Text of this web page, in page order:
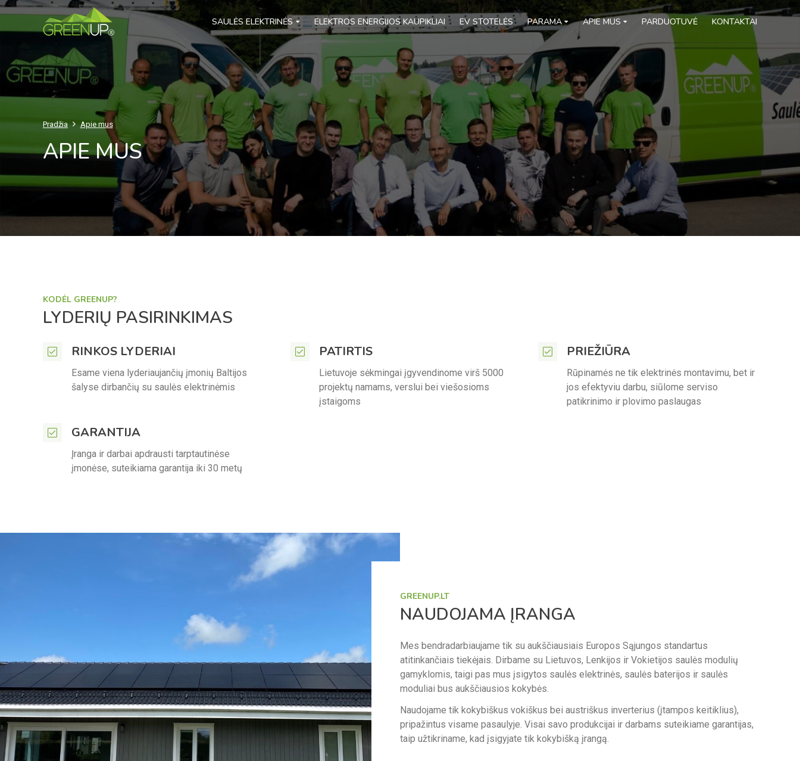
SAULĖS ELEKTRINĖS ELEKTROS ENERGIJOS KAUPIKLIAI EV STOTELĖS PARAMA APIE MUS PARDUOTUVĖ KONTAKTAI
Pradžia Apie mus
APIE MUS
KODĖL GREENUP?
LYDERIŲ PASIRINKIMAS
RINKOS LYDERIAI
Esame viena lyderiaujančių įmonių Baltijos
šalyse dirbančių su saulės elektrinėmis
PATIRTIS
Lietuvoje sėkmingai įgyvendinome virš 5000
projektų namams, verslui bei viešosioms
įstaigoms
PRIEŽIŪRA
Rūpinamės ne tik elektrinės montavimu, bet ir
jos efektyviu darbu, siūlome serviso
patikrinimo ir plovimo paslaugas
GARANTIJA
Įranga ir darbai apdrausti tarptautinėse
įmonėse, suteikiama garantija iki 30 metų
GREENUP.LT
NAUDOJAMA ĮRANGA
Mes bendradarbiaujame tik su aukščiausiais Europos Sąjungos standartus
atitinkančiais tiekėjais. Dirbame su Lietuvos, Lenkijos ir Vokietijos saulės modulių
gamyklomis, taigi pas mus įsigytos saulės elektrinės, saulės baterijos ir saulės
moduliai bus aukščiausios kokybės.
Naudojame tik kokybiškus vokiškus bei austriškus inverterius (įtampos keitiklius),
pripažintus visame pasaulyje. Visai savo produkcijai ir darbams suteikiame garantijas,
taip užtikriname, kad įsigyjate tik kokybišką įrangą.